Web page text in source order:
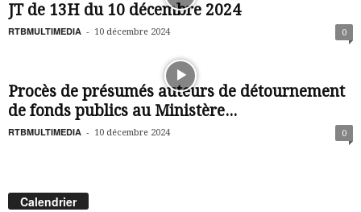
JT de 13H du 10 décembre 2024
RTBMULTIMEDIA - 10 décembre 2024 0
Procès de présumés auteurs de détournement
de fonds publics au Ministère...
RTBMULTIMEDIA - 10 décembre 2024 0
Calendrier